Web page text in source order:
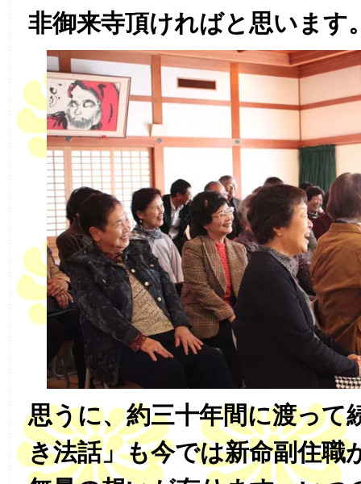
非御来寺頂ければと思います
思うに、約三十年間に渡って
き法話」も今では新命副住職